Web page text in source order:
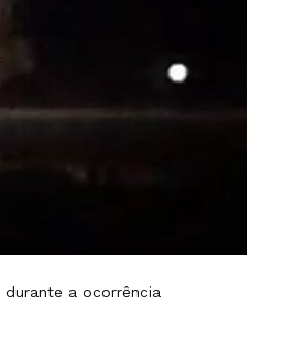
a ocorrência